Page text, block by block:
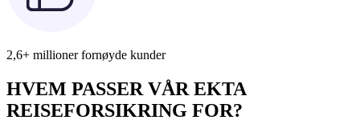
2,6+ millioner fornøyde kunder
HVEM PASSER VÅR EKTA
REISEFORSIKRING FOR?